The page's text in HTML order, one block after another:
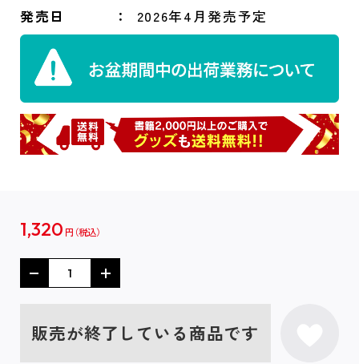
発売日
2026年4月発売予定
1,320 円
販売が終了している商品です